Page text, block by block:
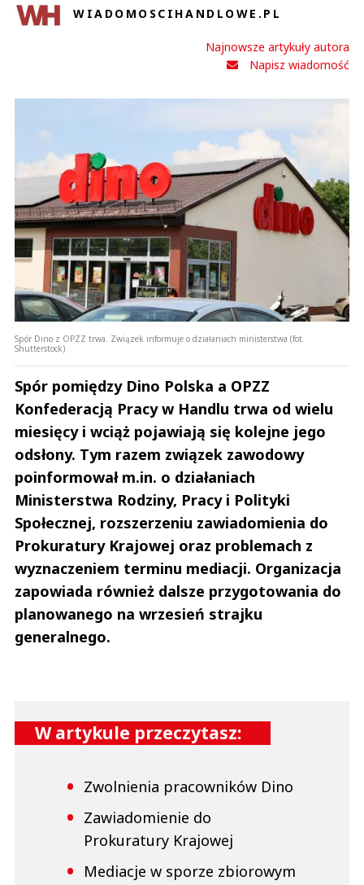
WIADOMOSCIHANDLOWE.PL
Najnowsze artykuły autora
Napisz wiadomość
Spór Dino z OPZZ trwa. Związek informuje o działaniach ministerstwa (fot.
Shutterstock)
Spór pomiędzy Dino Polska a OPZZ
Konfederacją Pracy w Handlu trwa od wielu
miesięcy i wciąż pojawiają się kolejne jego
odsłony. Tym razem związek zawodowy
poinformował m.in. o działaniach
Ministerstwa Rodziny, Pracy i Polityki
Społecznej, rozszerzeniu zawiadomienia do
Prokuratury Krajowej oraz problemach z
wyznaczeniem terminu mediacji. Organizacja
zapowiada również dalsze przygotowania do
planowanego na wrzesień strajku
generalnego.
W artykule przeczytasz:
Zwolnienia pracowników Dino
Zawiadomienie do
Prokuratury Krajowej
Mediacje w sporze zbiorowym